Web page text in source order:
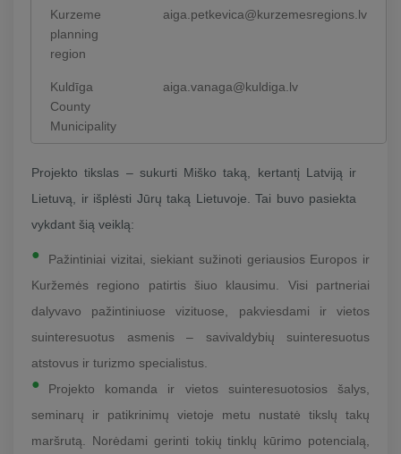
Kurzeme
planning
region
aiga.petkevica@kurzemesregions.lv
Kuldīga
County
Municipality
aiga.vanaga@kuldiga.lv
Projekto tikslas – sukurti Miško taką, kertantį Latviją ir
Lietuvą, ir išplėsti Jūrų taką Lietuvoje. Tai buvo pasiekta
vykdant šią veiklą:
Pažintiniai vizitai, siekiant sužinoti geriausios Europos ir
Kuržemės regiono patirtis šiuo klausimu. Visi partneriai
dalyvavo pažintiniuose vizituose, pakviesdami ir vietos
suinteresuotus asmenis – savivaldybių suinteresuotus
atstovus ir turizmo specialistus.
Projekto komanda ir vietos suinteresuotosios šalys,
seminarų ir patikrinimų vietoje metu nustatė tikslų takų
maršrutą. Norėdami gerinti tokių tinklų kūrimo potencialą,